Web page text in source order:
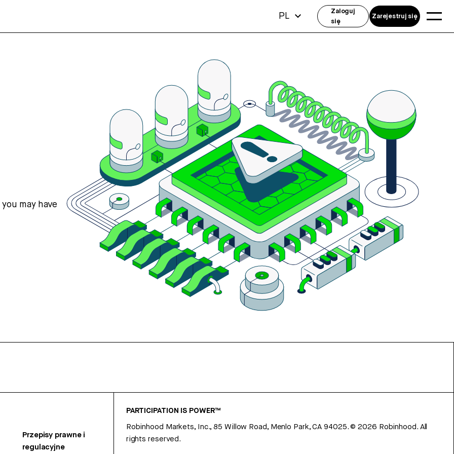
may have
Przepisy prawne i
regulacyjne
PARTICIPATION IS POWER™
Robinhood Markets, Inc., 85 Willow Road, Menlo Park, CA 94025.©2026 Robinhood. All
rights reserved.
PL
Zaloguj
się
Zarejestruj się